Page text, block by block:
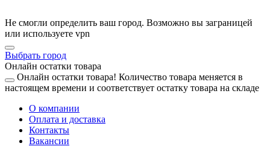
Не смогли определить ваш город. Возможно вы заграницей
или используете vpn
Выбрать город
Онлайн остатки товара
Онлайн остатки товара! Количество товара меняется в
настоящем времени и соответствует остатку товара на складе
О компании
Оплата и доставка
Контакты
Вакансии